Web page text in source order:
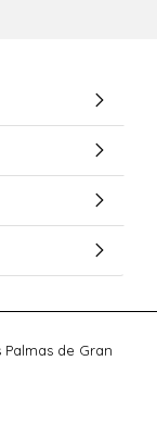
Palmas de Gran